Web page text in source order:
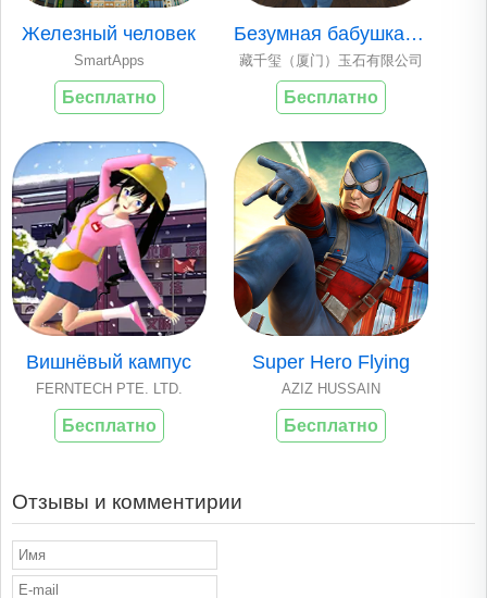
Железный человек
SmartApps
Бесплатно
Безумная бабушка 3..
藏千玺（厦门）玉石有限公司
Бесплатно
Вишнёвый кампус
FERNTECH PTE. LTD.
Бесплатно
Super Hero Flying
AZIZ HUSSAIN
Бесплатно
Отзывы и комментирии